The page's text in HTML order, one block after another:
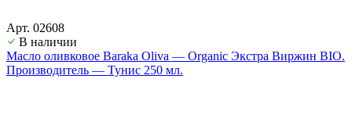
Арт. 02608
В наличии
Масло оливковое Baraka Oliva — Organic Экстра Виржин BIO.
Производитель — Тунис 250 мл.